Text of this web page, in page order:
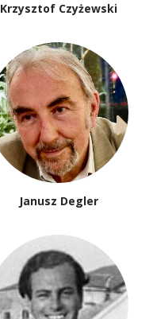
Krzysztof Czyżewski
Janusz Degler